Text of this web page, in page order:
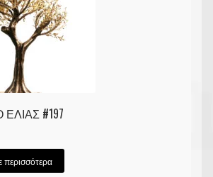
#197
περισσότερα